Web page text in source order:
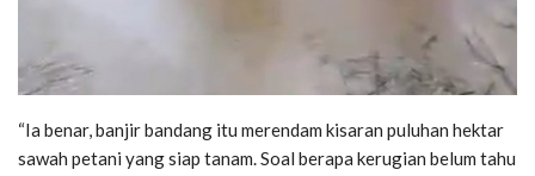
“Ia benar, banjir bandang itu merendam kisaran puluhan hektar
sawah petani yang siap tanam. Soal berapa kerugian belum tahu